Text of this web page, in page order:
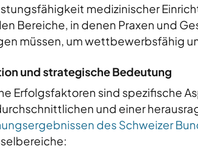
medizinischer
Bereiche, in denen Praxen und
müssen, um wettbewerbsfähig
und strategische Bedeutung
Erfolgsfaktoren sind spezifische
und einer
des Schweizer